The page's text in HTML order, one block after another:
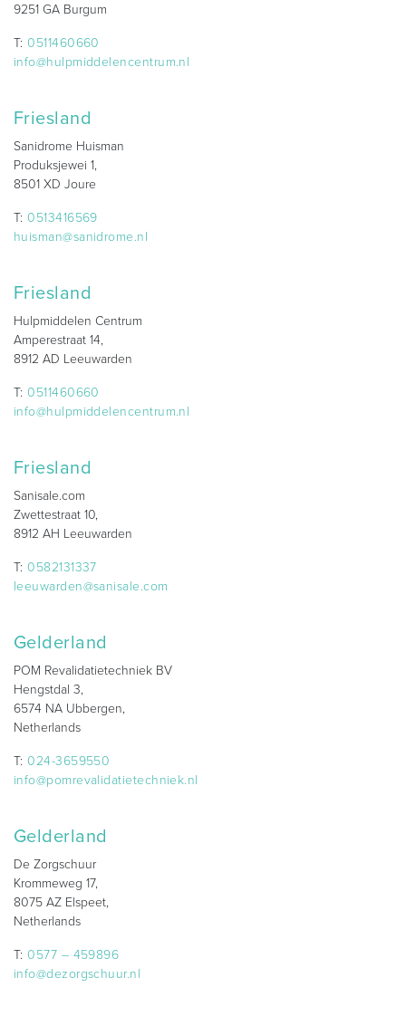
9251 GA Burgum
T:0511460660
info@hulpmiddelencentrum.nl
Friesland
Sanidrome Huisman
Produksjewei 1,
8501 XD Joure
T:0513416569
huisman@sanidrome.nl
Friesland
Hulpmiddelen Centrum
Amperestraat 14,
8912 AD Leeuwarden
T:0511460660
info@hulpmiddelencentrum.nl
Friesland
Sanisale.com
Zwettestraat 10,
8912 AH Leeuwarden
T:0582131337
leeuwarden@sanisale.com
Gelderland
POM Revalidatietechniek BV
Hengstdal 3,
6574 NA Ubbergen,
Netherlands
T:024-3659550
info@pomrevalidatietechniek.nl
Gelderland
De Zorgschuur
Krommeweg 17,
8075 AZ Elspeet,
Netherlands
T:0577 – 459896
info@dezorgschuur.nl